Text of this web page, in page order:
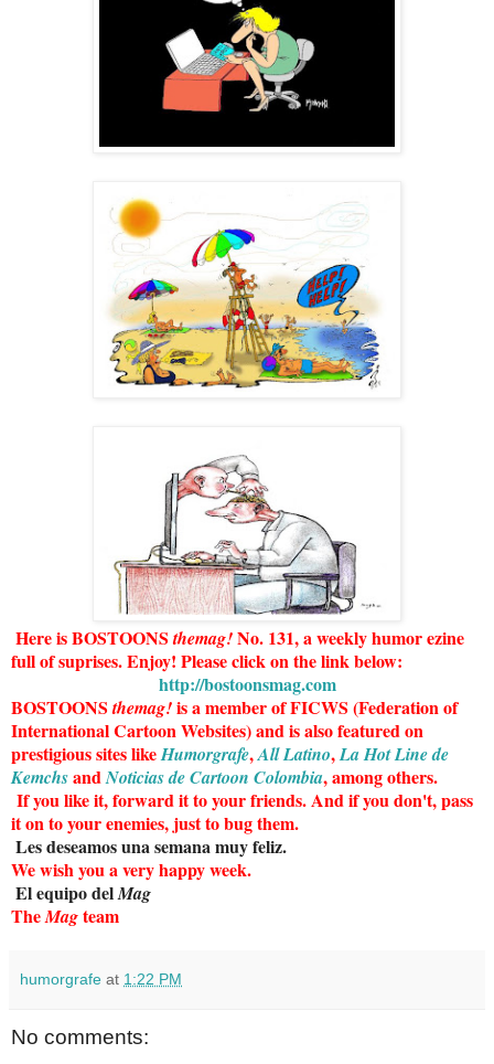
Here is BOSTOONSthemag!No. 131, a weekly humor ezine
full of suprises. Enjoy! Please click on the link below:
http://bostoonsmag.com
BOSTOONSthemag!is a member of FICWS (Federation of
International Cartoon Websites) and is also featured on
prestigious sites likeHumorgrafe,All Latino,La Hot Line de
KemchsandNoticias de Cartoon Colombia, among others.
If you like it, forward it to your friends. And if you don't, pass
it on to your enemies, just to bug them.
Les deseamos una semana muy feliz.
We wish you a very happy week.
El equipo delMag
TheMagteam
humorgrafe at 1:22 PM
No comments: